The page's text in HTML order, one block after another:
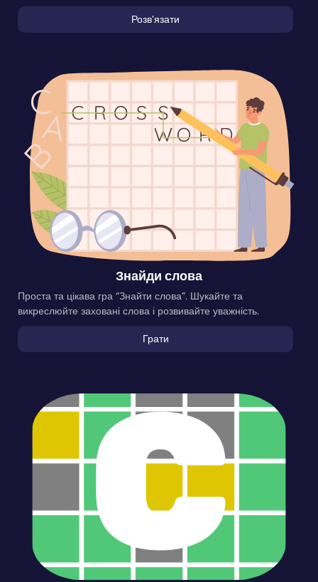
Розвʼязати
Знайди слова
Проста та цікава гра “Знайти слова”. Шукайте та
викреслюйте заховані слова і розвивайте уважність.
Грати